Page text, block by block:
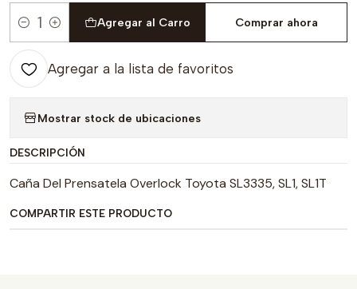
Cantidad
Agregar al Carro Comprar ahora
Agregar a la lista de favoritos
Mostrar stock de ubicaciones
DESCRIPCIÓN
Caña Del Prensatela Overlock Toyota SL3335, SL1, SL1T
COMPARTIR ESTE PRODUCTO